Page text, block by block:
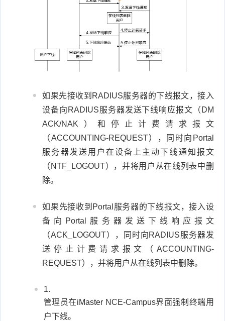
如果先接收到RADIUS服务器的下线报文，接入
设备向RADIUS服务器发送下线响应报文（DM
ACK/NAK）和停止计费请求报文
（ACCOUNTING-REQUEST），同时向Portal
服务器发送用户在设备上主动下线通知报文
（NTF_LOGOUT），并将用户从在线列表中删
除。
如果先接收到Portal服务器的下线报文，接入设
备向Portal服务器发送下线响应报文
（ACK_LOGOUT），同时向RADIUS服务器发
送停止计费请求报文（ACCOUNTING-
REQUEST），并将用户从在线列表中删除。
管理员在iMaster NCE-Campus界面强制终端用
户下线。